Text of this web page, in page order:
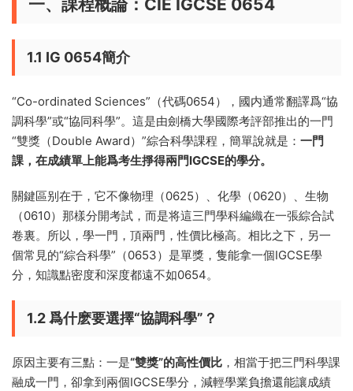
一、課程概論：CIE IGCSE 0654
1.1 IG 0654簡介
“Co-ordinated Sciences”（代碼0654），國内通常翻譯爲“協
調科學”或“協同科學”。這是由劍橋大學國際考評部推出的一門
“雙獎（Double Award）”綜合科學課程，簡單說就是： 一門
課，在成績單上能爲考生掙得兩門IGCSE的學分。
關鍵區别在于，它不像物理（0625）、化學（0620）、生物
（0610）那樣分開考試，而是将這三門學科編織在一張綜合試
卷裏。所以，學一門，頂兩門，性價比極高。相比之下，另一
個常見的“綜合科學”（0653）是單獎，隻能拿一個IGCSE學
分，知識點密度和深度都遠不如0654。
1.2 爲什麽要選擇“協調科學”？
原因主要有三點：一是“雙獎”的高性價比 ，相當于把三門科學課
融成一門，卻拿到兩個IGCSE學分，減輕學業負擔還能讓成績